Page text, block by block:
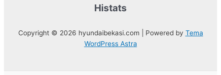
Histats
Copyright © 2026 hyundaibekasi.com | Powered by Tema
WordPress Astra